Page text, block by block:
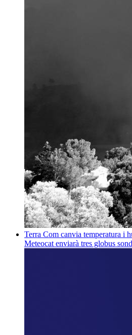
Terra Com canvia temperatura i
Meteocat enviarà tres globus